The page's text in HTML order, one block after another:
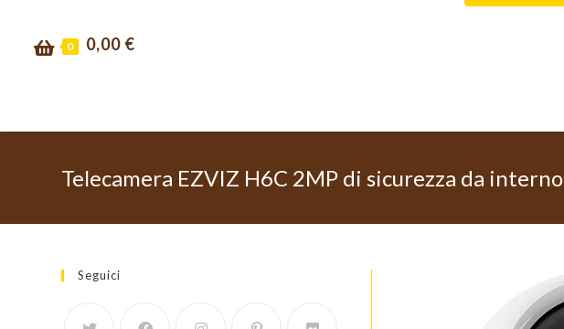
0 0,00 €
Telecamera EZVIZ H6C 2MP di sicurezza da interno
Seguici